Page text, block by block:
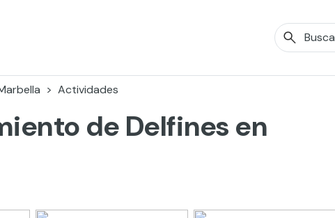
Actividades
de Delfines en